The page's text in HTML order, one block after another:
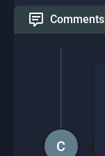
Comments
C